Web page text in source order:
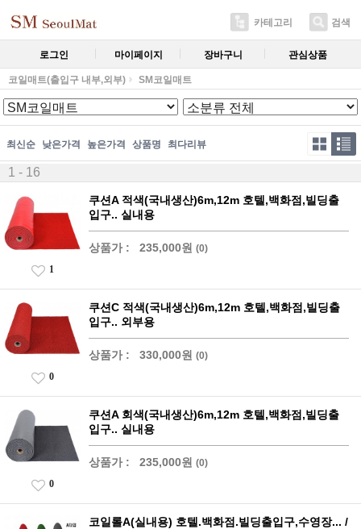
카테고리 검색
로그인 마이페이지 장바구니 관심상품
코일매트(출입구 내부,외부) SM코일매트
최신순 낮은가격 높은가격 상품명 최다리뷰
1 - 16
쿠션A 적색(국내생산)6m,12m 호텔,백화점,빌딩출
입구.. 실내용
상품가 : 235,000원 (0)
1
쿠션C 적색(국내생산)6m,12m 호텔,백화점,빌딩출
입구.. 외부용
상품가 : 330,000원 (0)
0
쿠션A 회색(국내생산)6m,12m 호텔,백화점,빌딩출
입구.. 실내용
상품가 : 235,000원 (0)
0
코일롤A(실내용) 호텔.백화점.빌딩출입구,수영장... /